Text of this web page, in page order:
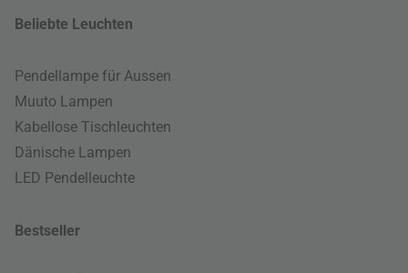
Beliebte Leuchten
Pendellampe für Aussen
Muuto Lampen
Kabellose Tischleuchten
Dänische Lampen
LED Pendelleuchte
Bestseller